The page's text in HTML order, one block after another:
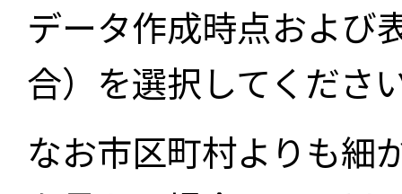
データ作成時点および
合）を選択してくださ
なお市区町村よりも細